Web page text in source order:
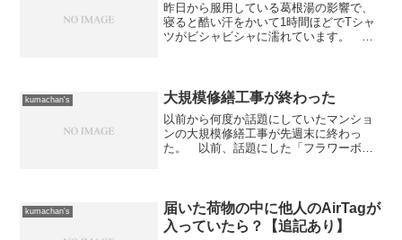
昨日から服用している葛根湯の影響で、
寝ると酷い汗をかいて1時間ほどでTシャ
ツがビシャビシャに濡れています。 そ
てしまう勢い（もちろん洗...
kumachan's 大規模修繕工事が終わった
以前から何度か話題にしていたマンショ
ンの大規模修繕工事が先週末に終わっ
た。 以前、話題にした「フラワーボッ
でそうなったのか、元々の工...
kumachan's
届いた荷物の中に他人のAirTagが
入っていたら？【追記あり】